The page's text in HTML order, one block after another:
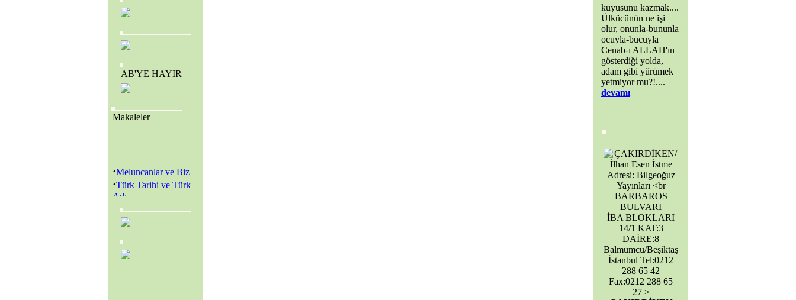
AB'YE HAYIR
Makaleler
Meluncanlar ve Biz
·Türk Tarihi ve Türk
Adı
Hristiyanlar Cemiyeti
(Y.M.C.A.) ve
SEVR YASALARI
MECLİS’TEN
kuyusunu kazmak....
Ülkücünün ne işi
olur, onunla-bununla
ocuyla-bucuyla
Cenab-ı ALLAH'ın
gösterdiği yolda,
adam gibi yürümek
yetmiyor mu?!....
devamı
BARBAROS
BULVARI
İBA BLOKLARI
14/1 KAT:3
DAİRE:8
Balmumcu/Beşiktaş
İstanbul Tel:0212
288 65 42
Fax:0212 288 65
27 >